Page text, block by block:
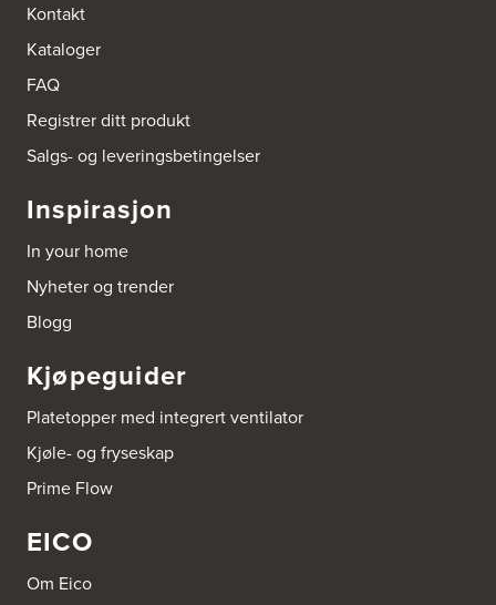
Kontakt
Kataloger
FAQ
Registrer ditt produkt
Salgs- og leveringsbetingelser
Inspirasjon
In your home
Nyheter og trender
Blogg
Kjøpeguider
Platetopper med integrert ventilator
Kjøle- og fryseskap
Prime Flow
EICO
Om Eico